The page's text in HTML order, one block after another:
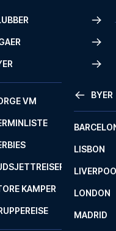
BYER
LISBON
LONDON
MADRID
VM
KAMPER
filtrene